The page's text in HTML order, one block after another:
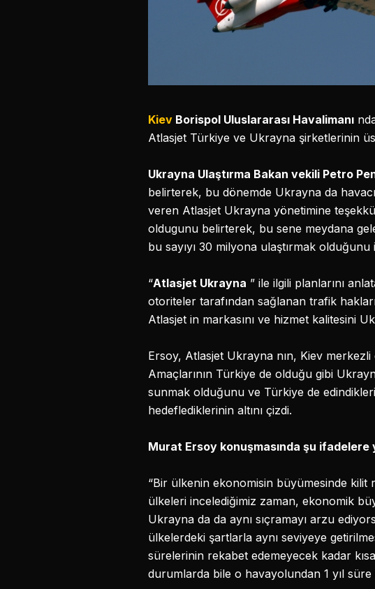
Kiev Borispol Uluslararası Havalimanı
Atlasjet Türkiye ve Ukrayna şirketlerinin
Ukrayna Ulaştırma Bakan vekili Petro
belirterek, bu dönemde Ukrayna da
veren Atlasjet Ukrayna yönetimine
oldugunu belirterek, bu sene meydana
bu sayıyı 30 milyona ulaştırmak olduğunu
“Atlasjet Ukrayna ” ile ilgili planlarını
otoriteler tarafından sağlanan trafik
Atlasjet in markasını ve hizmet kalitesini
Ersoy, Atlasjet Ukrayna nın, Kiev
Amaçlarının Türkiye de olduğu gibi
sunmak olduğunu ve Türkiye de
hedeflediklerinin altını çizdi.
Murat Ersoy konuşmasında şu ifadelere
“Bir ülkenin ekonomisin büyümesinde kilit
ülkeleri incelediğimiz zaman, ekonomik
Ukrayna da da aynı sıçramayı arzu
ülkelerdeki şartlarla aynı seviyeye
sürelerinin rekabet edemeyecek kadar
durumlarda bile o havayolundan 1 yıl süre